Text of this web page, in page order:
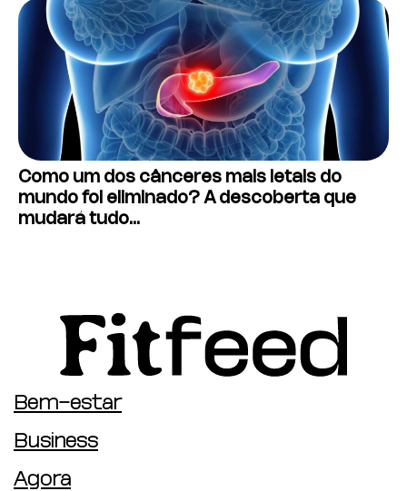
Como um dos cânceres mais letais do
mundo foi eliminado? A descoberta que
mudará tudo…
Bem-estar
Business
Agora